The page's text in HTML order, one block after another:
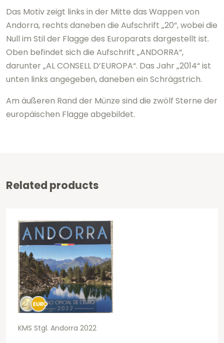
Das Motiv zeigt links in der Mitte das Wappen von
Andorra, rechts daneben die Aufschrift „20“, wobei die
Null im Stil der Flagge des Europarats dargestellt ist.
Oben befindet sich die Aufschrift „ANDORRA“,
darunter „AL CONSELL D’EUROPA“. Das Jahr „2014“ ist
unten links angegeben, daneben ein Schrägstrich.
Am äußeren Rand der Münze sind die zwölf Sterne der
europäischen Flagge abgebildet.
Related products
KMS Stgl. Andorra 2022